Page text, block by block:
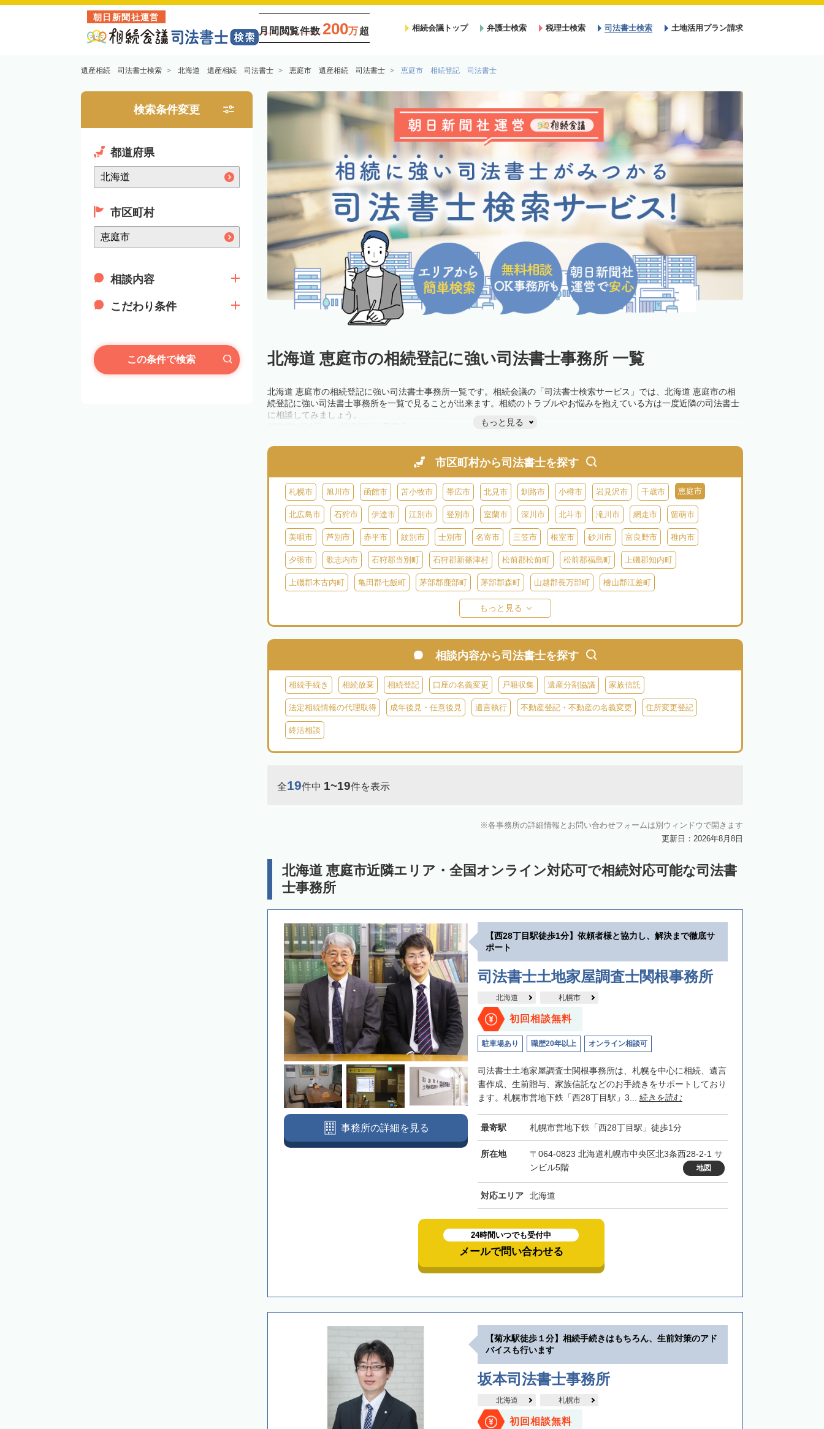
朝日新聞社運営
月間閲覧件数 200万超 相続会議トップ 弁護士検索 税理士検索 司法書士検索 土地活用プラン請求
遺産相続 司法書士検索 北海道 遺産相続 司法書士 恵庭市 遺産相続 司法書士 恵庭市 相続登記 司法書士
検索条件変更
都道府県
市区町村
相談内容
こだわり条件
この条件で検索 北海道 恵庭市の相続登記に強い司法書士事務所 一覧
北海道 恵庭市の相続登記に強い司法書士事務所一覧です。相続会議の「司法書士検索サービス」では、北海道 恵庭市の相
続登記に強い司法書士事務所を一覧で見ることが出来ます。相続のトラブルやお悩みを抱えている方は一度近隣の司法書士
に相談してみましょう。
きが必要です。義務化前の相続も対象となるため注意しましょう。
相続登記は法律で定められており、司法書士に依頼すれば手間を省けます。その他の相続手続きも任せることが可能です。
制度の活用を検討しましょう。司法書士への相談も可能です。
もっと見る
市区町村から司法書士を探す
札幌市 旭川市 函館市 苫小牧市 帯広市 北見市 釧路市 小樽市 岩見沢市 千歳市 恵庭市
北広島市 石狩市 伊達市 江別市 登別市 室蘭市 深川市 北斗市 滝川市 網走市 留萌市
美唄市 芦別市 赤平市 紋別市 士別市 名寄市 三笠市 根室市 砂川市 富良野市 稚内市
夕張市 歌志内市 石狩郡当別町 石狩郡新篠津村 松前郡松前町 松前郡福島町 上磯郡知内町
上磯郡木古内町 亀田郡七飯町 茅部郡鹿部町 茅部郡森町 山越郡長万部町 檜山郡江差町
奥尻郡奥尻町
島牧郡島牧村 寿都郡寿都町 寿都郡黒松内町 磯谷郡蘭越町 虻田郡ニセコ町 虻田郡倶知安町
虻田郡喜茂別町 虻田郡京極町 虻田郡豊浦町
岩内郡共和町 岩内郡岩内町 二海郡八雲町 古宇郡泊村 古宇郡神恵内村 古平郡古平町 積丹郡積丹町
余市郡仁木町 余市郡余市町 余市郡赤井川村 空知郡南幌町 空知郡奈井江町 空知郡上砂川町
空知郡上富良野町 空知郡中富良野町 空知郡南富良野町 夕張郡由仁町 夕張郡長沼町 夕張郡栗山町
樺戸郡月形町
上川郡東神楽町 上川郡鷹栖町
中川郡幕別町 中川郡池田町 中川郡豊頃町
天塩郡遠別町 天塩郡天塩町 天塩郡豊富町 天塩郡幌延町 宗谷郡猿払村 枝幸郡浜頓別町
網走郡津別町 網走郡大空町 斜里郡斜里町 斜里郡清里町 斜里郡小清水町 常呂郡訓子府町
常呂郡置戸町 常呂郡佐呂間町 紋別郡遠軽町 紋別郡湧別町
紋別郡西興部村 紋別郡雄武町 有珠郡壮瞥町 白老郡白老町 沙流郡日高町 沙流郡平取町 新冠郡新冠町
浦河郡浦河町 様似郡様似町 幌泉郡えりも町
河東郡上士幌町 河東郡鹿追町 河西郡芽室町 河西郡中札内村 河西郡更別村
広尾郡広尾町 足寄郡足寄町 足寄郡陸別町 十勝郡浦幌町 釧路郡釧路町 厚岸郡厚岸町
川上郡標茶町 川上郡弟子屈町 阿寒郡鶴居村
標津郡標津町 目梨郡羅臼町
もっと見る
相談内容から司法書士を探す
相続手続き 相続放棄 相続登記 口座の名義変更 戸籍収集 遺産分割協議 家族信託
法定相続情報の代理取得 成年後見・任意後見 遺言執行 不動産登記・不動産の名義変更 住所変更登記
終活相談
全19件中 1~19件を表示
各事務所の詳細情報とお問い合わせフォームは別ウィンドウで開きます
更新日：2026年8月8日
北海道 恵庭市近隣エリア・全国オンライン対応可で相続対応可能な司法書
士事務所
【西28丁目駅徒歩1分】依頼者様と協力し、解決まで徹底サ
ポート
司法書士土地家屋調査士関根事務所
北海道 札幌市
初回相談無料
駐車場あり 職歴20年以上 オンライン相談可
司法書士土地家屋調査士関根事務所は、札幌を中心に相続、遺言
書作成、生前贈与、家族信託などのお手続きをサポートしており
ます。札幌市営地下鉄「西28丁目駅」3... 続きを読む
最寄駅 札幌市営地下鉄「西28丁目駅」徒歩1分
所在地
〒064-0823 北海道札幌市中央区北3条西28-2-1 サ
ンビル5階
地図
対応エリア 北海道
事務所の詳細を見る
24時間いつでも受付中
メールで問い合わせる
【菊水駅徒歩１分】相続手続きはもちろん、生前対策のアド
バイスも行います
坂本司法書士事務所
北海道 札幌市
初回相談無料